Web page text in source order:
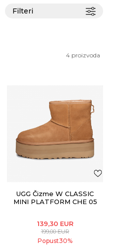
Filteri
4 proizvoda
UGG Čizme W CLASSIC
MINI PLATFORM CHE 05
139,30 EUR
199,00EUR
Popust30%